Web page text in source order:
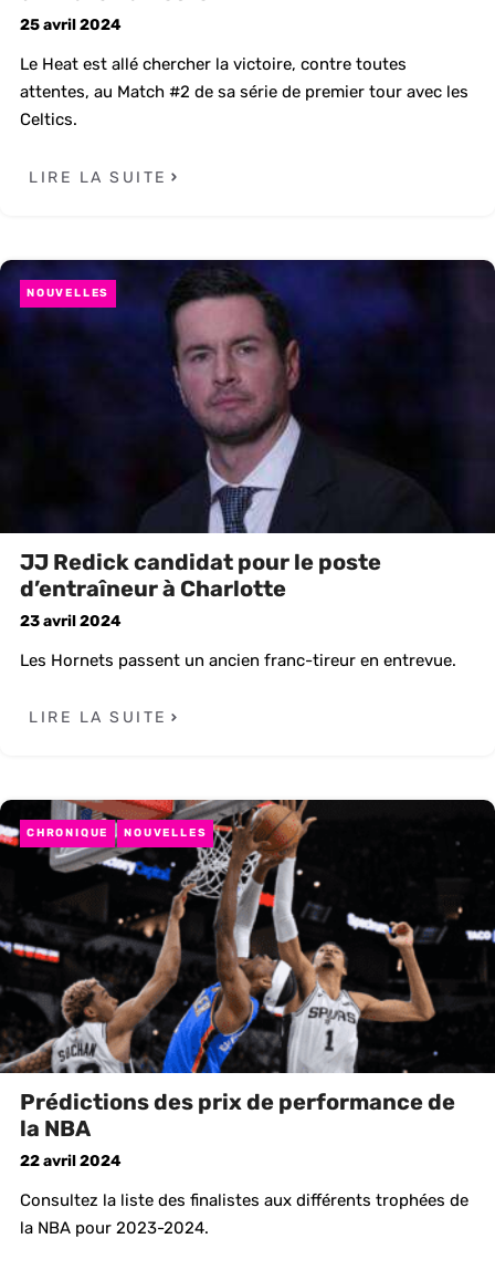
25 avril 2024
Le Heat est allé chercher la victoire, contre toutes
attentes, au Match #2 de sa série de premier tour avec les
Celtics.
LIRE LA SUITE
NOUVELLES
JJ Redick candidat pour le poste
d’entraîneur à Charlotte
23 avril 2024
Les Hornets passent un ancien franc-tireur en entrevue.
LIRE LA SUITE
CHRONIQUE NOUVELLES
Prédictions des prix de performance de
la NBA
22 avril 2024
Consultez la liste des finalistes aux différents trophées de
la NBA pour 2023-2024.